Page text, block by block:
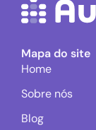
Mapa do site
Home
Sobre nós
Blog